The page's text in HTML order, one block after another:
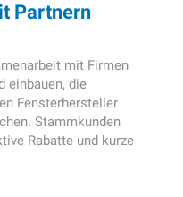
Partnern
mit Firmen
einbauen, die
Fensterhersteller
Stammkunden
Rabatte und kurze